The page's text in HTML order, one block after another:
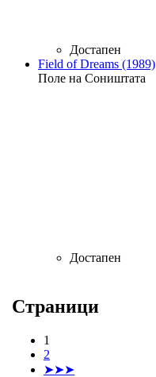
Достапен
Field of Dreams (1989)
Поле на Соништата
Достапен
Страници
1
2
➤➤➤